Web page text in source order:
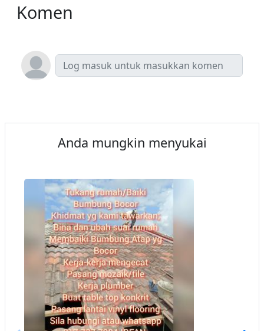
Komen
Anda mungkin menyukai